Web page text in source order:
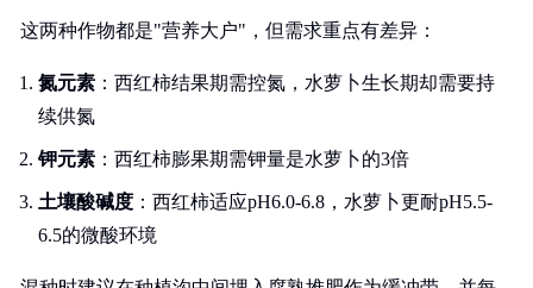
这两种作物都是"营养大户"，但需求重点有差异：
氮元素 ：西红柿结果期需控氮，水萝卜生长期却需要持
续供氮
钾元素 ：西红柿膨果期需钾量是水萝卜的3倍
土壤酸碱度 ：西红柿适应pH6.0-6.8，水萝卜更耐pH5.5-
6.5的微酸环境